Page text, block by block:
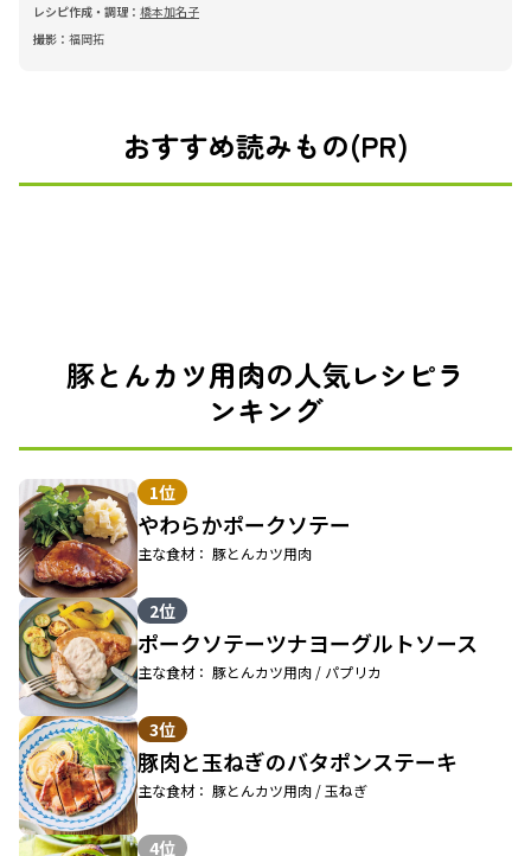
レシピ作成・調理： 橋本加名子
撮影： 福岡拓
おすすめ読みもの(PR)
豚とんカツ用肉の人気レシピラ
ンキング
1位
やわらかポークソテー
主な食材： 豚とんカツ用肉
2位
ポークソテーツナヨーグルトソース
主な食材： 豚とんカツ用肉 / パプリカ
3位
豚肉と玉ねぎのバタポンステーキ
主な食材： 豚とんカツ用肉 / 玉ねぎ
4位